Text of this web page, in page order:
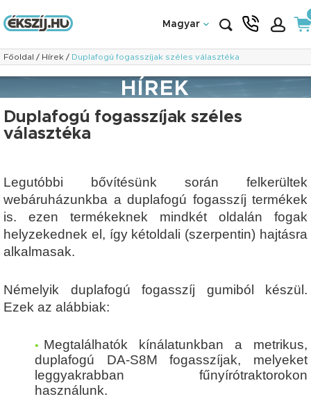
Magyar
Főoldal / Hírek / Duplafogú fogasszíjak széles választéka
HÍREK
Duplafogú fogasszíjak széles
választéka
Legutóbbi bővítésünk során felkerültek
webáruházunkba a duplafogú fogasszíj termékek
is. ezen termékeknek mindkét oldalán fogak
helyzekednek el, így kétoldali (szerpentin) hajtásra
alkalmasak.
Némelyik duplafogú fogasszíj gumiból készül.
Ezek az alábbiak:
Megtalálhatók kínálatunkban a metrikus,
duplafogú DA-S8M fogasszíjak, melyeket
leggyakrabban fűnyírótraktorokon
használunk.